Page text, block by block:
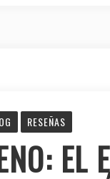
RESEÑAS
EL